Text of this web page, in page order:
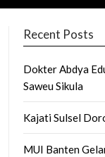
Recent Posts
Dokter Abdya
Saweu Sikula
Kajati Sulsel
MUI Banten